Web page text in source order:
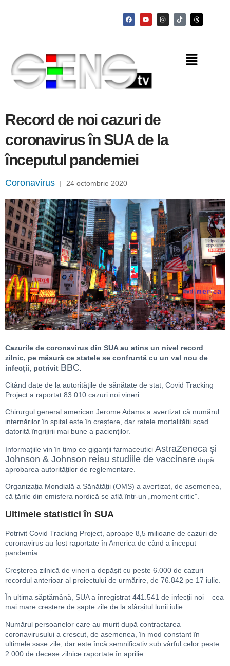
Record de noi cazuri de
coronavirus în SUA de la
începutul pandemiei
Coronavirus | 24 octombrie 2020
Cazurile de coronavirus din SUA au atins un nivel record
zilnic, pe măsură ce statele se confruntă cu un val nou de
infecții, potrivit BBC.
Citând date de la autoritățile de sănătate de stat, Covid Tracking
Project a raportat 83.010 cazuri noi vineri.
Chirurgul general american Jerome Adams a avertizat că numărul
internărilor în spital este în creștere, dar ratele mortalității scad
datorită îngrijirii mai bune a pacienților.
Informațiile vin în timp ce giganții farmaceutici AstraZeneca și
Johnson & Johnson reiau studiile de vaccinare după
aprobarea autorităților de reglementare.
Organizația Mondială a Sănătății (OMS) a avertizat, de asemenea,
că țările din emisfera nordică se află într-un „moment critic”.
Ultimele statistici în SUA
Potrivit Covid Tracking Project, aproape 8,5 milioane de cazuri de
coronavirus au fost raportate în America de când a început
pandemia.
Creșterea zilnică de vineri a depășit cu peste 6.000 de cazuri
recordul anterioar al proiectului de urmărire, de 76.842 pe 17 iulie.
În ultima săptămână, SUA a înregistrat 441.541 de infecții noi – cea
mai mare creștere de șapte zile de la sfârșitul lunii iulie.
Numărul persoanelor care au murit după contractarea
coronavirusului a crescut, de asemenea, în mod constant în
ultimele șase zile, dar este încă semnificativ sub vârful celor peste
2.000 de decese zilnice raportate în aprilie.